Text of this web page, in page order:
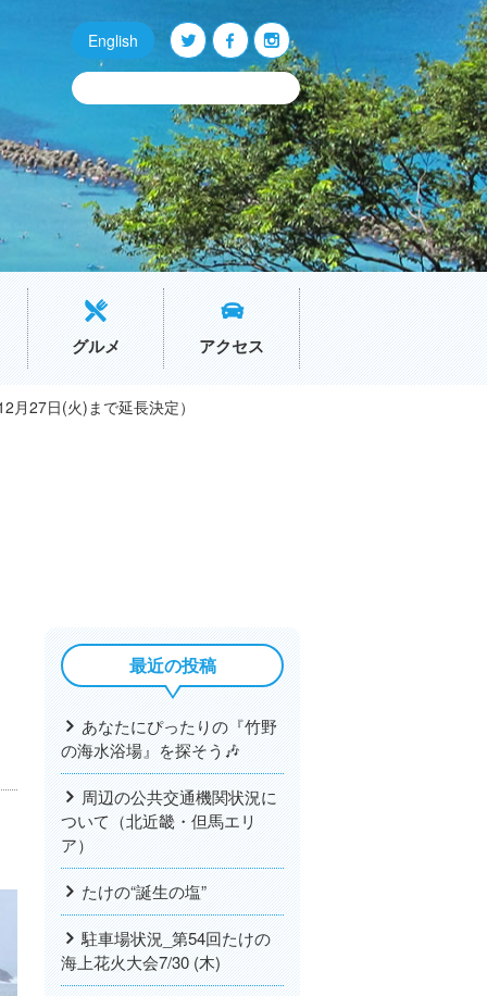
English Q O P
グルメ アクセス
27日(火)まで延長決定）
最近の投稿
あなたにぴったりの『竹野
の海水浴場』を探そう🎶
周辺の公共交通機関状況に
ついて（北近畿・但馬エリ
ア）
たけの“誕生の塩”
駐車場状況_第54回たけの
海上花火大会7/30 (木)